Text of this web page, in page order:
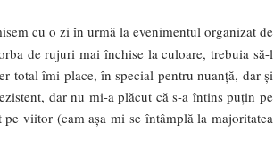
cu o zi în urmă la evenimentul organizat de
de rujuri mai închise la culoare, trebuia să-l
total îmi place, în special pentru nuanță, dar și
dar nu mi-a plăcut că s-a întins puțin pe
viitor (cam așa mi se întâmplă la majoritatea